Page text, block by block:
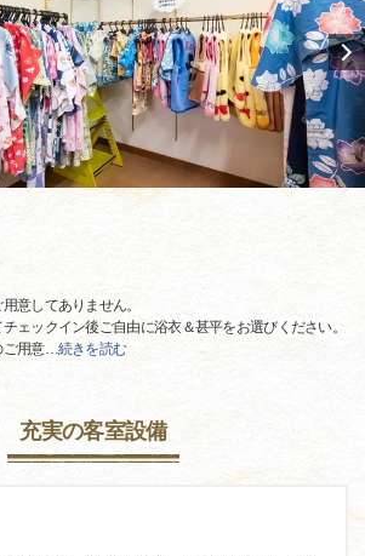
意してありません。
ェックイン後ご自由に浴衣＆甚平をお選びください。
用意…続きを読む
充実の客室設備